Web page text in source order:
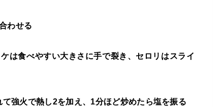
わせる
は食べやすい大きさに手で裂き、セロリはスライ
強火で熱し2を加え、1分ほど炒めたら塩を振る